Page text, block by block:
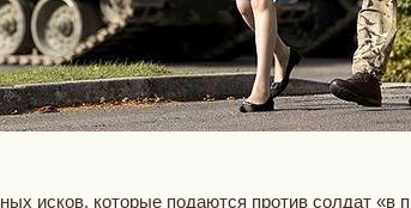
исков, которые подаются против солдат